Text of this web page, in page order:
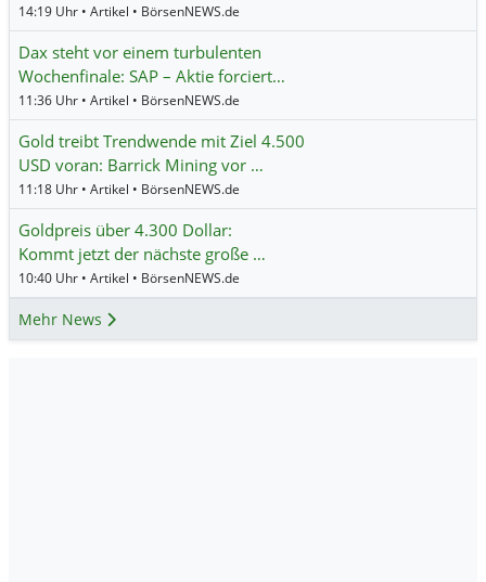
14:19 Uhr • Artikel • BörsenNEWS.de
Dax steht vor einem turbulenten
Wochenfinale: SAP – Aktie forciert…
11:36 Uhr • Artikel • BörsenNEWS.de
Gold treibt Trendwende mit Ziel 4.500
USD voran: Barrick Mining vor …
11:18 Uhr • Artikel • BörsenNEWS.de
Goldpreis über 4.300 Dollar:
Kommt jetzt der nächste große …
10:40 Uhr • Artikel • BörsenNEWS.de
Mehr News